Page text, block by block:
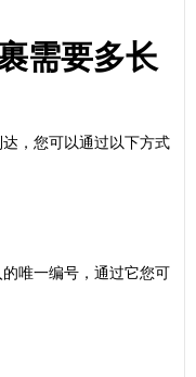
需要多长
，您可以通过以下方式
唯一编号，通过它您可